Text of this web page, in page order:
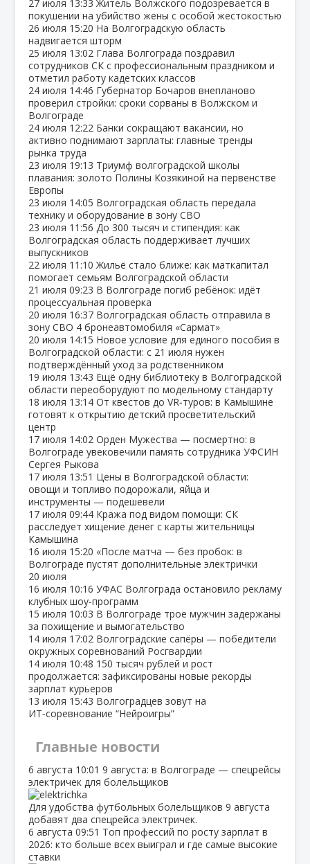
27 июля 13:33 Житель Волжского подозревается в
покушении на убийство жены с особой жестокостью
26 июля 15:20 На Волгоградскую область
надвигается шторм
25 июля 13:02 Глава Волгограда поздравил
сотрудников СК с профессиональным праздником и
отметил работу кадетских классов
24 июля 14:46 Губернатор Бочаров внепланово
проверил стройки: сроки сорваны в Волжском и
Волгограде
24 июля 12:22 Банки сокращают вакансии, но
активно поднимают зарплаты: главные тренды
рынка труда
23 июля 19:13 Триумф волгоградской школы
плавания: золото Полины Козякиной на первенстве
Европы
23 июля 14:05 Волгоградская область передала
технику и оборудование в зону СВО
23 июля 11:56 До 300 тысяч и стипендия: как
Волгоградская область поддерживает лучших
выпускников
22 июля 11:10 Жильё стало ближе: как маткапитал
помогает семьям Волгоградской области
21 июля 09:23 В Волгограде погиб ребёнок: идёт
процессуальная проверка
20 июля 16:37 Волгоградская область отправила в
зону СВО 4 бронеавтомобиля «Сармат»
20 июля 14:15 Новое условие для единого пособия в
Волгоградской области: с 21 июля нужен
подтверждённый уход за родственником
19 июля 13:43 Ещё одну библиотеку в Волгоградской
области переоборудуют по модельному стандарту
18 июля 13:14 От квестов до VR‑туров: в Камышине
готовят к открытию детский просветительский
центр
17 июля 14:02 Орден Мужества — посмертно: в
Волгограде увековечили память сотрудника УФСИН
Сергея Рыкова
17 июля 13:51 Цены в Волгоградской области:
овощи и топливо подорожали, яйца и
инструменты — подешевели
17 июля 09:44 Кража под видом помощи: СК
расследует хищение денег с карты жительницы
Камышина
16 июля 15:20 «После матча — без пробок: в
Волгограде пустят дополнительные электрички
20 июля
16 июля 10:16 УФАС Волгограда остановило рекламу
клубных шоу‑программ
15 июля 10:03 В Волгограде трое мужчин задержаны
за похищение и вымогательство
14 июля 17:02 Волгоградские сапёры — победители
окружных соревнований Росгвардии
14 июля 10:48 150 тысяч рублей и рост
продолжается: зафиксированы новые рекорды
зарплат курьеров
13 июля 15:43 Волгоградцев зовут на
ИТ‑соревнование “Нейроигры”
Главные новости
6 августа 10:01 9 августа: в Волгограде — спецрейсы
электричек для болельщиков
Для удобства футбольных болельщиков 9 августа
добавят два спецрейса электричек.
6 августа 09:51 Топ профессий по росту зарплат в
2026: кто больше всех выиграл и где самые высокие
ставки